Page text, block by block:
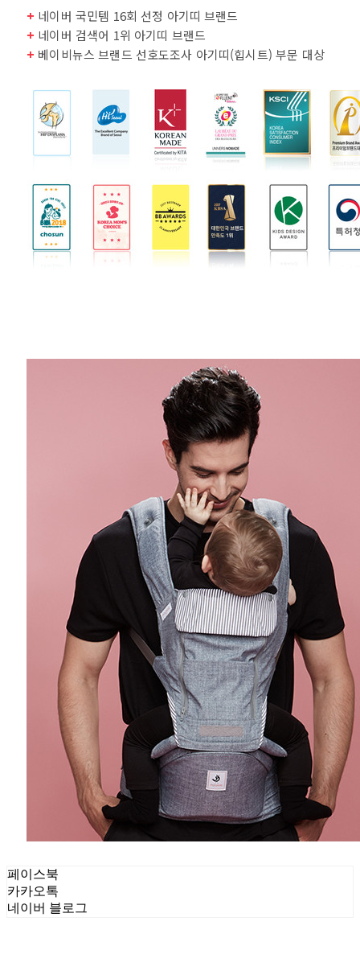
+ 네이버 국민템 16회 선정 아기띠 브랜드
+ 네이버 검색어 1위 아기띠 브랜드
+ 베이비뉴스 브랜드 선호도조사 아기띠(힙시트) 부문 대상
페이스북
카카오톡
네이버 블로그